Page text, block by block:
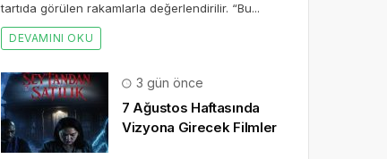
tartıda görülen rakamlarla değerlendirilir. “Bu...
DEVAMINI OKU
3 gün önce
7 Ağustos Haftasında
Vizyona Girecek Filmler